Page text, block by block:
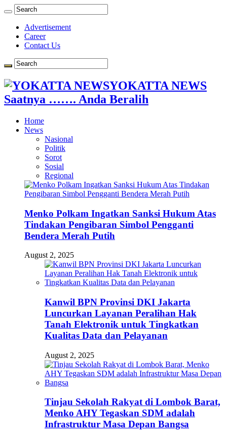
Advertisement
Career
Contact Us
YOKATTA NEWS
Saatnya ……. Anda Beralih
Home
News
Nasional
Politik
Sorot
Sosial
Regional
Menko Polkam Ingatkan Sanksi Hukum Atas
Tindakan Pengibaran Simbol Pengganti
Bendera Merah Putih
August 2, 2025
Kanwil BPN Provinsi DKI Jakarta
Luncurkan Layanan Peralihan Hak
Tanah Elektronik untuk Tingkatkan
Kualitas Data dan Pelayanan
August 2, 2025
Tinjau Sekolah Rakyat di Lombok Barat,
Menko AHY Tegaskan SDM adalah
Infrastruktur Masa Depan Bangsa